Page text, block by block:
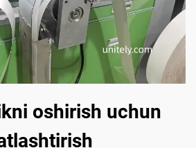
oshirish uchun